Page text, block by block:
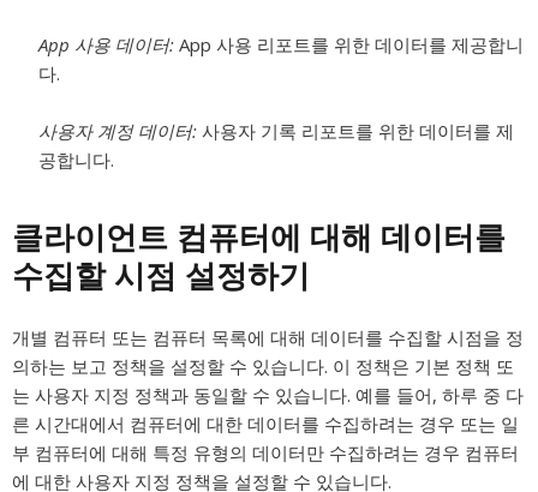
App 사용 데이터: App 사용 리포트를 위한 데이터를 제공합니
다.
사용자 계정 데이터: 사용자 기록 리포트를 위한 데이터를 제
공합니다.
클라이언트 컴퓨터에 대해 데이터를
수집할 시점 설정하기
개별 컴퓨터 또는 컴퓨터 목록에 대해 데이터를 수집할 시점을 정
의하는 보고 정책을 설정할 수 있습니다. 이 정책은 기본 정책 또
는 사용자 지정 정책과 동일할 수 있습니다. 예를 들어, 하루 중 다
른 시간대에서 컴퓨터에 대한 데이터를 수집하려는 경우 또는 일
부 컴퓨터에 대해 특정 유형의 데이터만 수집하려는 경우 컴퓨터
에 대한 사용자 지정 정책을 설정할 수 있습니다.